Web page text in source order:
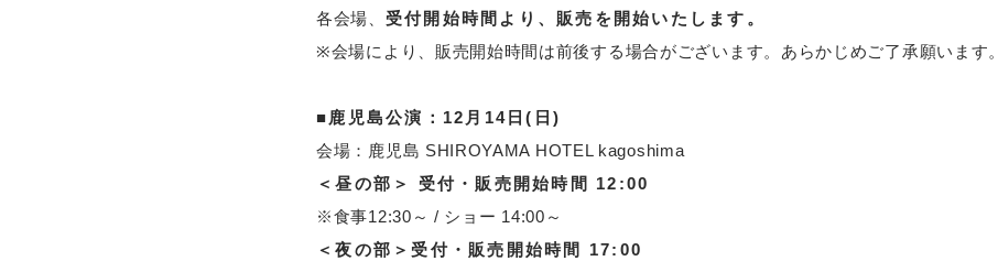
各会場、 受付開始時間より、販売を開始いたします。
※会場により、販売開始時間は前後する場合がございます。あらかじめご了承願います。
■鹿児島公演 ：12月14日(日)
会場：鹿児島 SHIROYAMA HOTEL kagoshima
＜昼の部＞ 受付・販売開始時間 12:00
※食事12:30～ / ショー 14:00～
＜夜の部＞受付・販売開始時間 17:00